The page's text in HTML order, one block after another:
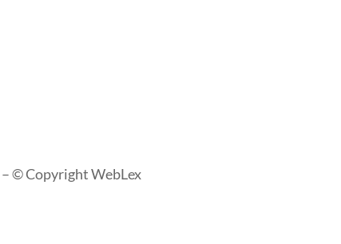
– © Copyright WebLex